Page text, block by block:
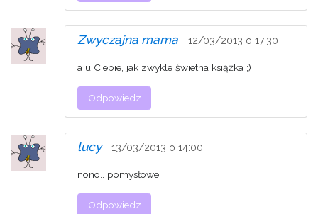
Zwyczajna mama 12/03/2013 o 17:30
a u Ciebie, jak zwykle świetna książka ;)
Odpowiedz
lucy 13/03/2013 o 14:00
nono.. pomysłowe
Odpowiedz